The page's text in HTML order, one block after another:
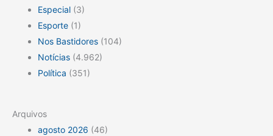
Especial (3)
Esporte (1)
Nos Bastidores (104)
Notícias (4.962)
Política (351)
Arquivos
agosto 2026 (46)